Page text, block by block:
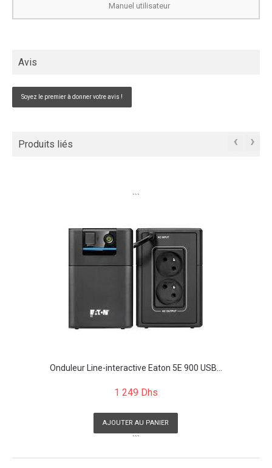
Manuel utilisateur
Avis
Soyez le premier à donner votre avis !
Produits liés ‹ ›
```
Onduleur Line-interactive Eaton 5E 900 USB...
1 249 Dhs
AJOUTER AU PANIER
```